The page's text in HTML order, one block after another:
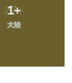
1+
大陸